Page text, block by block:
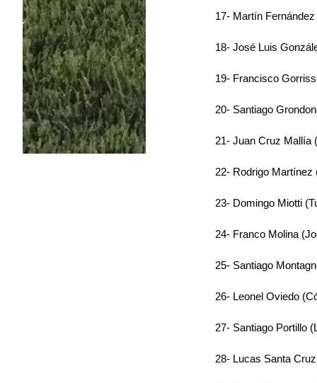
17- Martín
18- José Luis
19- Francisco
20- Santiago
21- Juan Cruz Mallía
22- Rodrigo Martínez
23- Domingo Miotti
24- Franco Molina
25- Santiago
26- Leonel Oviedo
27- Santiago Portillo
28- Lucas Santa